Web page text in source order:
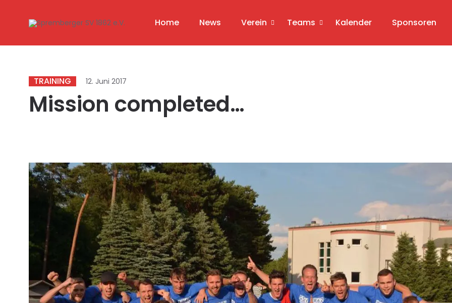
Home News Verein Teams Kalender Sponsoren
TRAINING 12. Juni 2017
Mission completed…